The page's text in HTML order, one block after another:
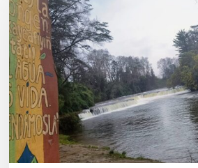
del
Salto
Donguil
y
el
territorio
Kuzpe